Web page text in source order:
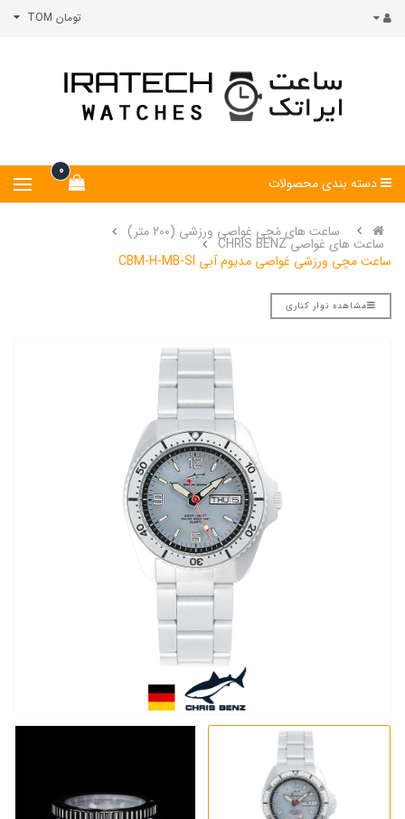
تومان TOM
0
دسته بندی محصولات
ساعت های مُچی غواصی ورزشی (200 متر)
ساعت های غواصی CHRIS BENZ
ساعت مچی ورزشی غواصی مدیوم آبی CBM-H-MB-SI
مشاهده نوار کناری